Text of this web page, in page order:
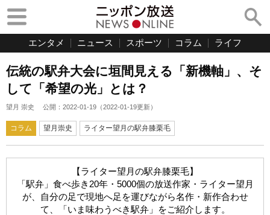
エンタメ ニュース スポーツ コラム ライフ
伝統の駅弁大会に垣間見える「新機軸」、そ
して「希望の光」とは？
望月 崇史 公開： 2022-01-19 （2022-01-19更新）
コラム 望月崇史 ライター望月の駅弁膝栗毛
【ライター望月の駅弁膝栗毛】
「駅弁」食べ歩き20年・5000個の放送作家・ライター望月
が、自分の足で現地へ足を運びながら名作・新作合わせ
て、「いま味わうべき駅弁」をご紹介します。